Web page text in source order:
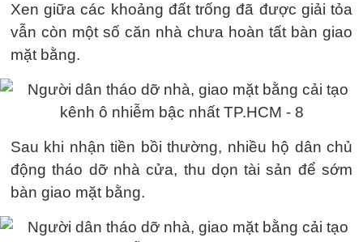
Xen giữa các khoảng đất trống đã được giải tỏa
vẫn còn một số căn nhà chưa hoàn tất bàn giao
mặt bằng.
Sau khi nhận tiền bồi thường, nhiều hộ dân chủ
động tháo dỡ nhà cửa, thu dọn tài sản để sớm
bàn giao mặt bằng.